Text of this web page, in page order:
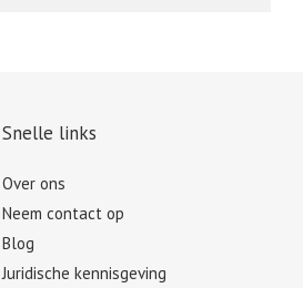
Snelle links
Over ons
Neem contact op
Blog
Juridische kennisgeving